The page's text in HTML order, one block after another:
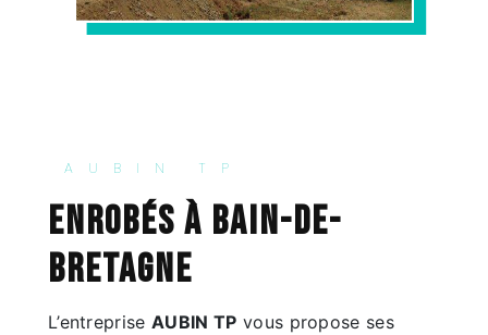
AUBIN TP
enrobés à Bain-de-
Bretagne
L’entrepriseAUBIN TP vous propose ses